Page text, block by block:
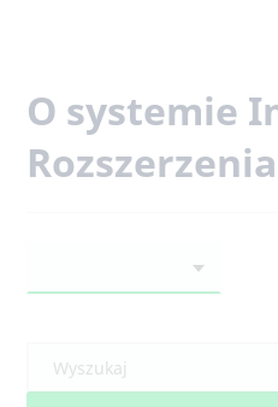
O systemie
Rozszerzenia